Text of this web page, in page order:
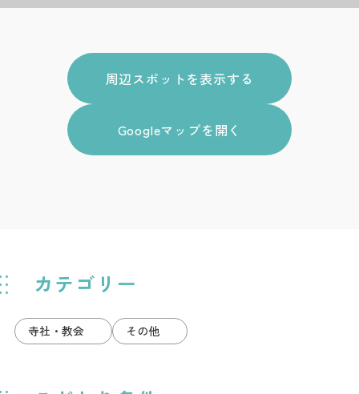
カテゴリー
寺社・教会 その他
周辺スポットを表示する
Googleマップを開く